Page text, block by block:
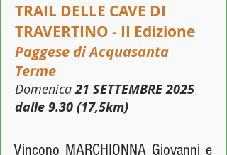
TRAIL DELLE CAVE DI
TRAVERTINO - II Edizione
Paggese di Acquasanta
Terme
Domenica21 SETTEMBRE 2025
dalle 9.30 (17,5km)
Vincono MARCHIONNA Giovanni e